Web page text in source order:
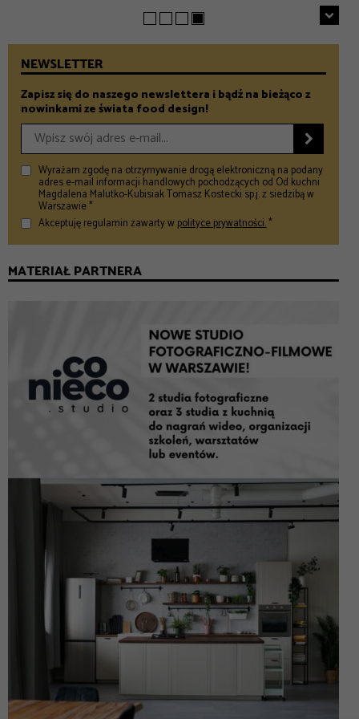
NEWSLETTER
Zapisz się do naszego newslettera i bądź na bieżąco z
nowinkami ze świata food design!

Wyrażam zgodę na otrzymywanie drogą elektroniczną na podany
adres e-mail informacji handlowych pochodzących od Od kuchni
Magdalena Malutko-Kubisiak Tomasz Kostecki sp.j. z siedzibą w
Warszawie *
Akceptuję regulamin zawarty wpolityce prywatności.*
MATERIAŁ PARTNERA